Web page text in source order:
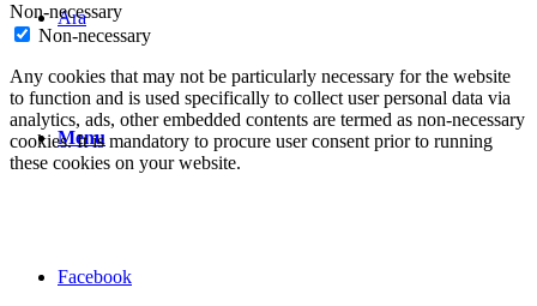
Ara
Menu
Facebook
Non-necessary
Non-necessary
Any cookies that may not be particularly necessary for the website
to function and is used specifically to collect user personal data via
analytics, ads, other embedded contents are termed as non-necessary
cookies. It is mandatory to procure user consent prior to running
these cookies on your website.